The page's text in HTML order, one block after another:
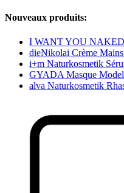
Nouveaux produits:
I WANT YOU NAKED
dieNikolai Crème
i+m Naturkosmetik
GYADA Masque
alva Naturkosmetik